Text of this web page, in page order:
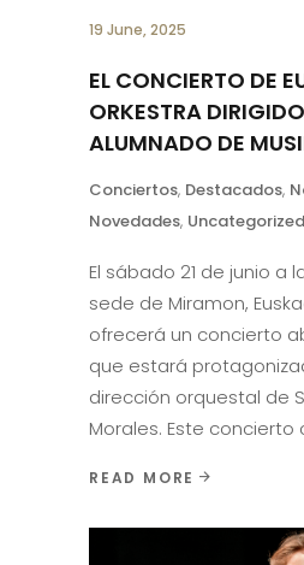
19 June, 2025
EL CONCIERTO DE
ORKESTRA
ALUMNADO DE
Conciertos, Destacados,
Novedades, Uncategorized
El sábado 21 de junio a
sede de Miramon,
ofrecerá un concierto
que estará
dirección orquestal de
Morales. Este
READ MORE